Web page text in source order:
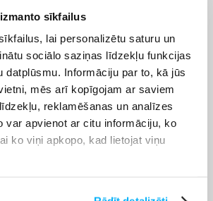
sīkfailus
lai personalizētu saturu un
sociālo saziņas līdzekļu funkcijas
datplūsmu. Informāciju par to, kā jūs
mēs arī kopīgojam ar saviem
reklamēšanas un analīzes
var apvienot ar citu informāciju, ko
ko viņi apkopo, kad lietojat viņu
ar uzlabotām veselības un
zvanīšanu un īsziņu sūtīšanu, un
tikai viedpulkstenis, tas ir jūsu
uz plaukstas locītavas, kas
jūsu mērķus.
SKĀRMENES EKRĀNS
DARBOTIES LĪDZ 14 DIENĀM